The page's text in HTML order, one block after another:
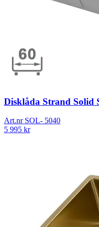
Disklåda Strand Solid
Art.nr SOL- 5040
5 995 kr